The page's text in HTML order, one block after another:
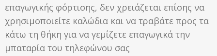
επαγωγικής φόρτισης, δεν χρειάζεται επίσης να
χρησιμοποιείτε καλώδια και να τραβάτε προς τα
κάτω τη θήκη για να γεμίζετε επαγωγικά την
μπαταρία του τηλεφώνου σας